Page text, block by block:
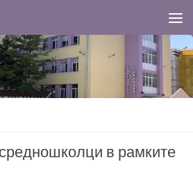
в рамките